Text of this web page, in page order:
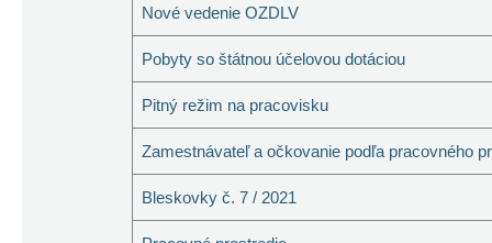
Nové vedenie OZDLV
Pobyty so štátnou účelovou dotáciou
Pitný režim na pracovisku
Zamestnávateľ a očkovanie podľa pracovného
Bleskovky č. 7 / 2021